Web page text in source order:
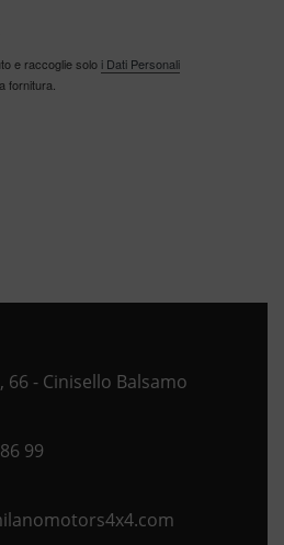
e raccoglie solo i Dati Personali
fornitura.
- Cinisello Balsamo
99
Opens